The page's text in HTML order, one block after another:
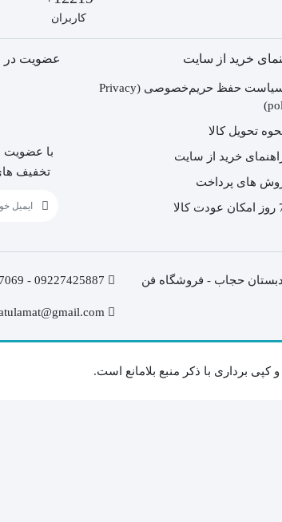
کاربران
خرید از سایت
سیاست حفظ حریم‌خصوصی (Privacy
تحویل کالا
خرید از سایت
های پرداخت
کالا
عضویت در
با عضویت
تخفیف
دبستان حجاب - فروشگاه فن 09227425887 - 01343317069
برداری با ذکر منبع بلامانع است.